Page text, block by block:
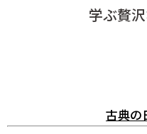
学ぶ贅沢
古典の